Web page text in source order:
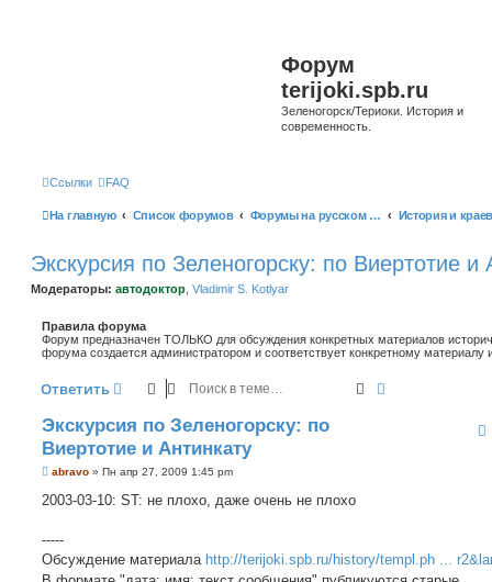
Форум
terijoki.spb.ru
Зеленогорск/Териоки. История и
современность.
Ссылки FAQ
На главную Список форумов Форумы на русском языке
Экскурсия по Зеленогорску: по Виертотие и
Модераторы: автодоктор Vladimir S. Kotlyar
Правила форума
Форум предназначен ТОЛЬКО для обсуждения конкретных материалов
форума создается администратором и соответствует конкретному материалу
Ответить Поиск
Экскурсия по Зеленогорску: по
Виертотие и Антинкату
С
о
и
е
abravo » Пн апр 27, 2009 1:45 pm
2003-03-10: ST: не плохо, даже очень не плохо
-----
Обсуждение материала http://terijoki.spb.ru/history/templ.ph ...